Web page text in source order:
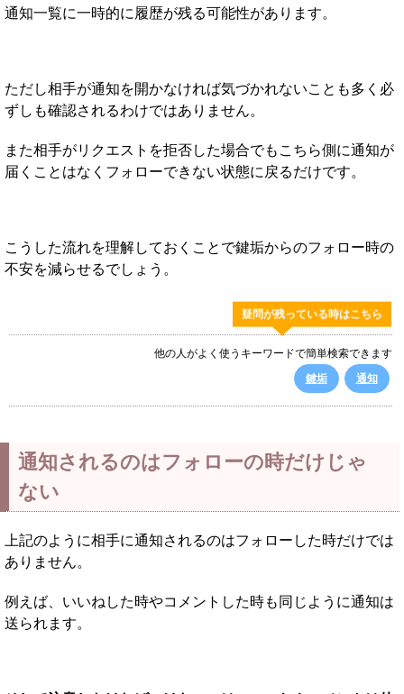
通知一覧に一時的に履歴が残る可能性があります。
ただし相手が通知を開かなければ気づかれないことも多く必
ずしも確認されるわけではありません。
また相手がリクエストを拒否した場合でもこちら側に通知が
届くことはなくフォローできない状態に戻るだけです。
こうした流れを理解しておくことで鍵垢からのフォロー時の
不安を減らせるでしょう。
疑問が残っている時はこちら
他の人がよく使うキーワードで簡単検索できます
鍵垢
通知
通知されるのはフォローの時だけじゃ
ない
上記のように相手に通知されるのはフォローした時だけでは
ありません。
例えば、いいねした時やコメントした時も同じように通知は
送られます。